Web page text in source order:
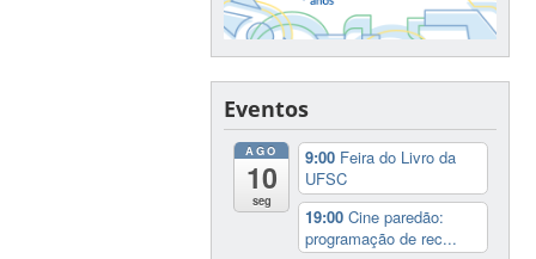
Eventos
AGO
10
seg
9:00 Feira do Livro da
UFSC
19:00Cine paredão:
programação de rec...